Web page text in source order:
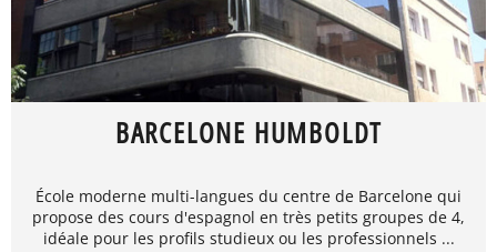
BARCELONE HUMBOLDT
École moderne multi-langues du centre de Barcelone qui
propose des cours d'espagnol en très petits groupes de 4,
idéale pour les profils studieux ou les professionnels ...